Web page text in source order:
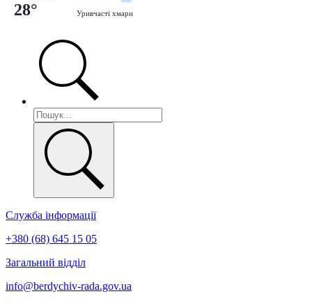
28° Уривчасті хмари
Служба інформації
+380 (68) 645 15 05
Загальний відділ
info@berdychiv-rada.gov.ua